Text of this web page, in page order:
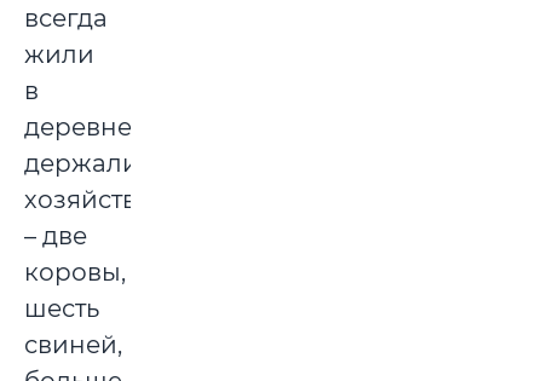
всегда
жили
в
деревне,
держали
хозяйство
– две
коровы,
шесть
свиней,